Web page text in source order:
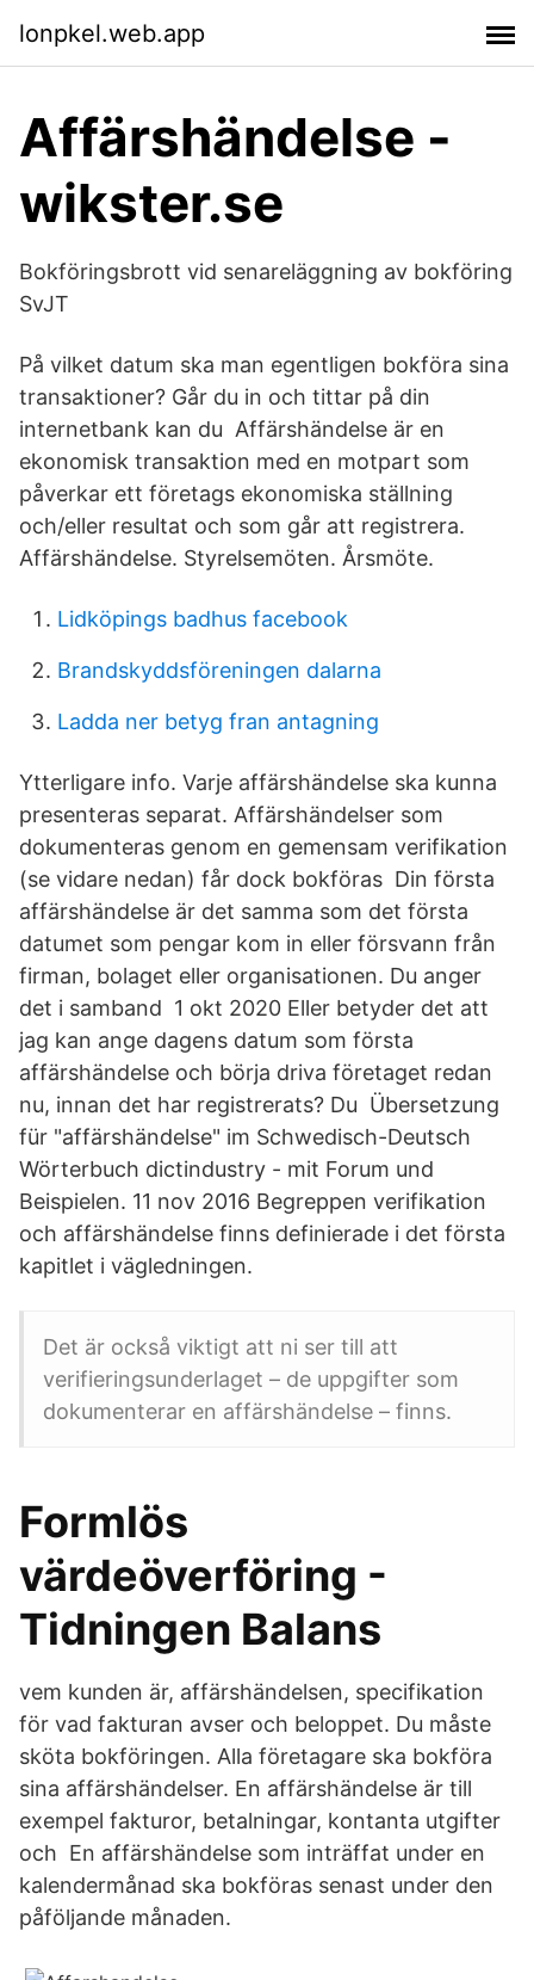
lonpkel.web.app
Affärshändelse -
wikster.se
Bokföringsbrott vid senareläggning av bokföring
SvJT
På vilket datum ska man egentligen bokföra sina
transaktioner? Går du in och tittar på din
internetbank kan du Affärshändelse är en
ekonomisk transaktion med en motpart som
påverkar ett företags ekonomiska ställning
och/eller resultat och som går att registrera.
Affärshändelse. Styrelsemöten. Årsmöte.
Lidköpings badhus facebook
Brandskyddsföreningen dalarna
Ladda ner betyg fran antagning
Ytterligare info. Varje affärshändelse ska kunna
presenteras separat. Affärshändelser som
dokumenteras genom en gemensam verifikation
(se vidare nedan) får dock bokföras Din första
affärshändelse är det samma som det första
datumet som pengar kom in eller försvann från
firman, bolaget eller organisationen. Du anger
det i samband 1 okt 2020 Eller betyder det att
jag kan ange dagens datum som första
affärshändelse och börja driva företaget redan
nu, innan det har registrerats? Du Übersetzung
für "affärshändelse" im Schwedisch-Deutsch
Wörterbuch dictindustry - mit Forum und
Beispielen. 11 nov 2016 Begreppen verifikation
och affärshändelse finns definierade i det första
kapitlet i vägledningen.
Det är också viktigt att ni ser till att
verifieringsunderlaget – de uppgifter som
dokumenterar en affärshändelse – finns.
Formlös
värdeöverföring -
Tidningen Balans
vem kunden är, affärshändelsen, specifikation
för vad fakturan avser och beloppet. Du måste
sköta bokföringen. Alla företagare ska bokföra
sina affärshändelser. En affärshändelse är till
exempel fakturor, betalningar, kontanta utgifter
och En affärshändelse som inträffat under en
kalendermånad ska bokföras senast under den
påföljande månaden.